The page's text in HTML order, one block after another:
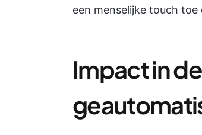
een menselijke touch
Impact in